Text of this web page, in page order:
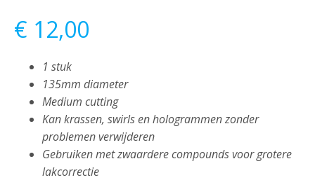
€ 12,00
1 stuk
135mm diameter
Medium cutting
Kan krassen, swirls en hologrammen zonder
problemen verwijderen
Gebruiken met zwaardere compounds voor grotere
lakcorrectie